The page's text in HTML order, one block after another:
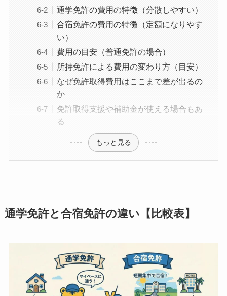
通学免許の費用の特徴（分散しやすい）
合宿免許の費用の特徴（定額になりやす
い）
費用の目安（普通免許の場合）
所持免許による費用の変わり方（目安）
なぜ免許取得費用はここまで差が出るの
か
免許取得支援や補助金が使える場合もあ
る
もっと見る
通学免許と合宿免許の違い【比較表】